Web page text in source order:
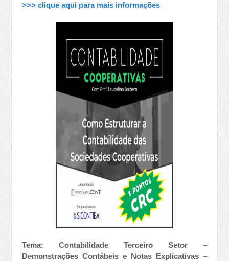
>>> clique aqui para mais informações
Tema: Contabilidade Terceiro Setor –
Demonstrações Contábeis e Notas Explicativas –